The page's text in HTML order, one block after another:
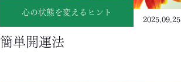
心の状態を変えるヒント
2025.09.25
簡単開運法